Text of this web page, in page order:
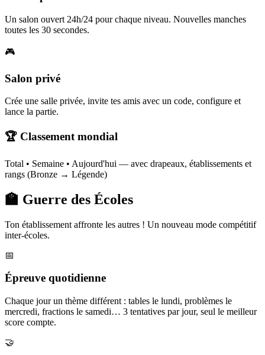
Un salon ouvert 24h/24 pour chaque niveau. Nouvelles manches
toutes les 30 secondes.
🎮
Salon privé
Crée une salle privée, invite tes amis avec un code, configure et
lance la partie.
🏆 Classement mondial
Total • Semaine • Aujourd'hui — avec drapeaux, établissements et
rangs (Bronze → Légende)
🏫 Guerre des Écoles
Ton établissement affronte les autres ! Un nouveau mode compétitif
inter-écoles.
📅
Épreuve quotidienne
Chaque jour un thème différent : tables le lundi, problèmes le
mercredi, fractions le samedi… 3 tentatives par jour, seul le meilleur
score compte.
🤝